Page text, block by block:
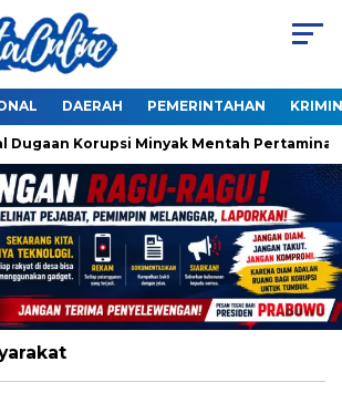
DAERAH PEMERINTAHAN
Korupsi Minyak Mentah Pertamina